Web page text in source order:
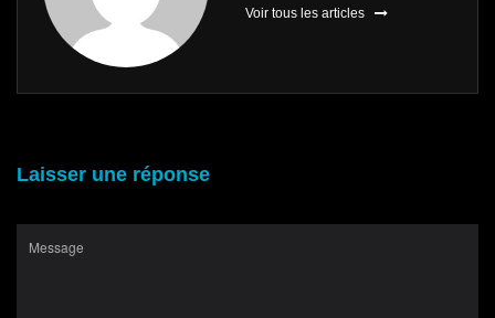
Voir tous les articles
Laisser une réponse